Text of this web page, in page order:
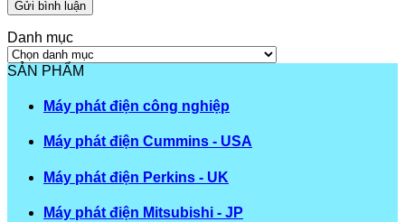
Danh mục
Danh
mục
SẢN PHẨM
Máy phát điện công nghiệp
Máy phát điện Cummins - USA
Máy phát điện Perkins - UK
Máy phát điện Mitsubishi - JP